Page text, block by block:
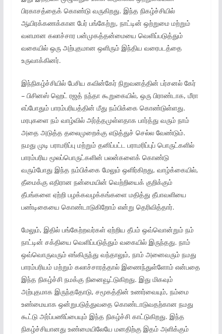
பிரகாசத்தைக் கொண்டு வருகிறது. இந்த நிகழ்ச்சியில்
ஆயிரக்கணக்கான பேர் பங்கேற்று, நாட்டின் ஒற்றுமை மற்றும்
வளமான கலாச்சார பன்முகத்தன்மையை வெளிப்படுத்தும்
வகையில் ஒரு அற்புதமான ஒளிரும் இந்திய வரைபடத்தை
உருவாக்கினர்.
இந்நிகழ்ச்சியில் பேசிய கவின்கேர் நிறுவனத்தின் பர்சனல் கேர்
– பிசினஸ் ஹெட் ரஜத் நந்தா கூறுகையில், ஒரு பிராண்டாக, மீரா
எப்போதும் பாரம்பரியத்தின் மீது நம்பிக்கை கொண்டுள்ளது.
மரபுகளை நம் வாழ்வில் அர்த்தமுள்ளதாக பார்த்து வரும் நாம்
அதை அடுத்த தலைமுறைக்கு எடுத்துச் செல்ல வேண்டும்.
நமது முடி பராமரிப்பு மற்றும் தனிப்பட்ட பராமரிப்புப் பொருட்களில்
பாரம்பரிய மூலப்பொருட்களின் பலன்களைக் கொண்டு
வரும்போது இந்த நம்பிக்கை மேலும் ஒளிர்கிறது, வாழ்க்கையில்,
தீமைக்கு எதிரான நன்மையின் வெற்றியைக் குறிக்கும்
தீபங்களை ஏற்றி பழக்கவழக்கங்களை மதித்து தீபாவளியை
பண்டிகையை கொண்டாடுகிறோம் என்று தெரிவித்தார்.
மேலும், இதில் பங்கேற்றவர்கள் ஏற்றிய தீபம் ஒவ்வொன்றும் நம்
நாட்டின் சக்தியை வெளிப்படுத்தும் வகையில் இருந்தது. நாம்
ஒவ்வொருவரும் எங்கிருந்து வந்தாலும், நாம் அனைவரும் நமது
பாரம்பரியம் மற்றும் கலாச்சாரத்தால் இணைந்துள்ளோம் என்பதை
இந்த நிகழ்ச்சி நமக்கு நினைவூட்டுகிறது. இது மிகவும்
அற்புதமாக இருந்ததோடு, சமூகத்தின் உணர்வையும், நம்மை
உண்மையாக ஒன்றுபடுத்துவதை கொண்டாடுவதற்கான நமது
கூட்டு அர்ப்பணிப்பையும் இந்த நிகழ்ச்சி காட்டுகிறது. இந்த
நிகழ்ச்சியானது உண்மையிலேயே மனதிற்கு இதம் அளிக்கும்